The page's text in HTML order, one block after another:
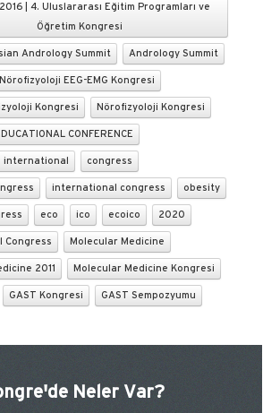
2016 | 4. Uluslararası Eğitim Programları ve
Öğretim Kongresi
Andrology Summit Andrology Summit
EEG-EMG Kongresi
Kongresi Nörofizyoloji Kongresi
CONFERENCE
international congress
international congress obesity
eco ico ecoico 2020
Congress Molecular Medicine
2011 Molecular Medicine Kongresi
GAST Kongresi GAST Sempozyumu
Neler Var?